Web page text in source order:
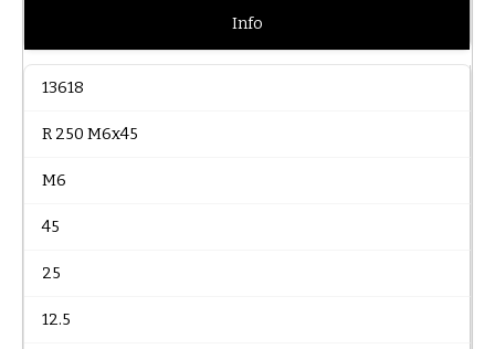
Info
13618
R 250 M6x45
M6
45
25
12.5